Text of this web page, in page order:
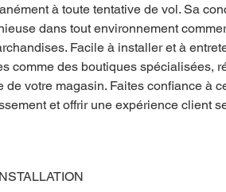
à toute tentative de vol. Sa
dans tout environnement
Facile à installer et à
comme des boutiques spécialisées,
de votre magasin. Faites confiance à
et offrir une expérience client